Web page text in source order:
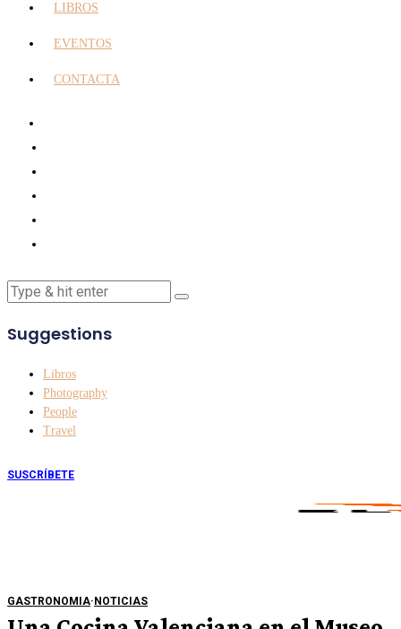
LIBROS
EVENTOS
CONTACTA
Suggestions
Libros
Photography
People
Travel
SUSCRÍBETE
GASTRONOMIA·NOTICIAS